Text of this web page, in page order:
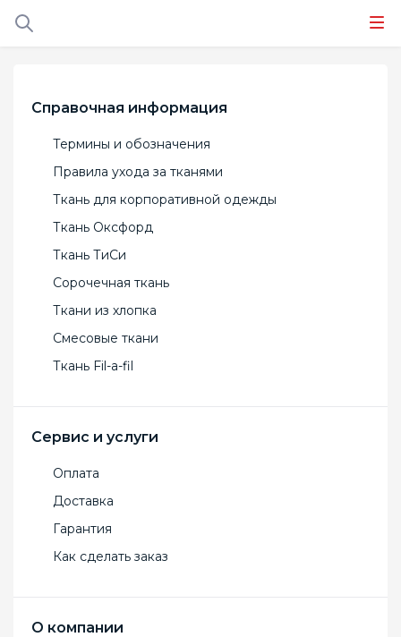
Справочная информация
Термины и обозначения
Правила ухода за тканями
Ткань для корпоративной одежды
Ткань Оксфорд
Ткань ТиСи
Сорочечная ткань
Ткани из хлопка
Смесовые ткани
Ткань Fil-a-fil
Сервис и услуги
Оплата
Доставка
Гарантия
Как сделать заказ
О компании